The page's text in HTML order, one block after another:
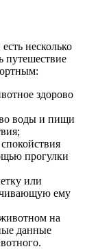
несколько
путешествие
здорово
воды и пищи
прогулки
или
ему
на
данные